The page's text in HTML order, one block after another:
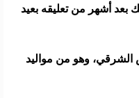
بعد أشهر من تعليقه بعيد
الشرقي، وهو من مواليد